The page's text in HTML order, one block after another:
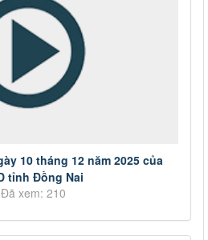
10 tháng 12 năm 2025 của
tỉnh Đồng Nai
xem: 210